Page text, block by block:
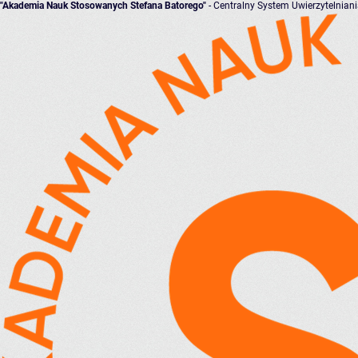
"Akademia Nauk Stosowanych Stefana Batorego" - Centralny System